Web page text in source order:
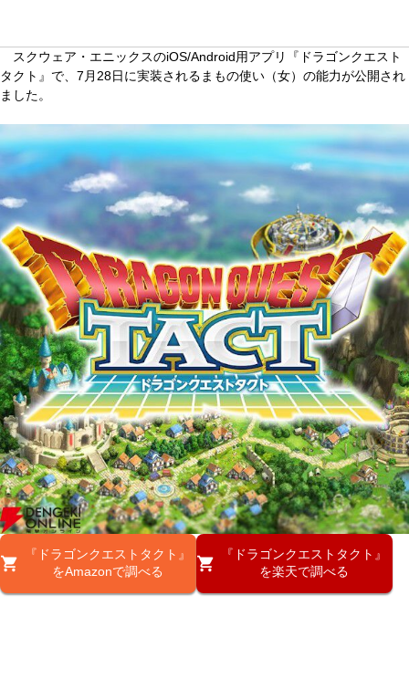
スクウェア・エニックスのiOS/Android用アプリ『ドラゴンクエスト
タクト』で、7月28日に実装されるまもの使い（女）の能力が公開され
ました。
『ドラゴンクエストタクト』
をAmazonで調べる
『ドラゴンクエストタクト』
を楽天で調べる